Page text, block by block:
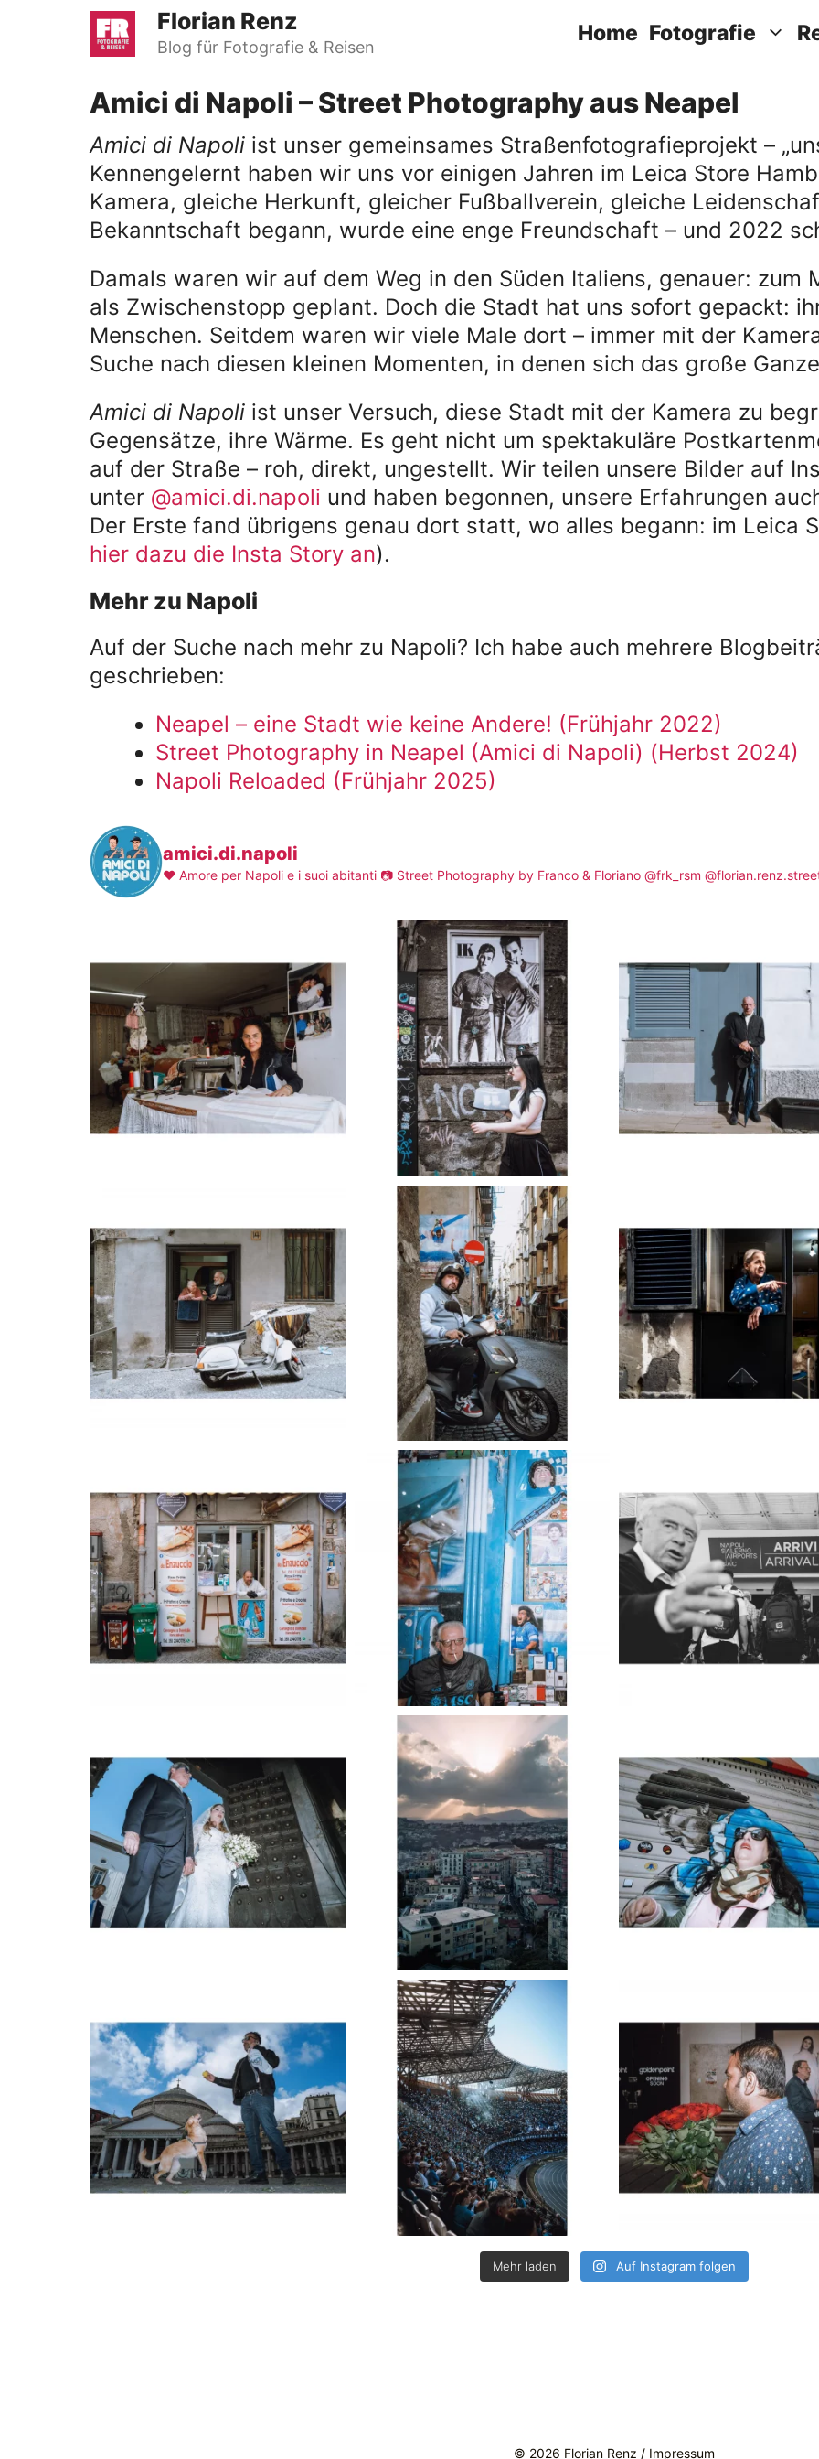
Florian Renz
Blog für Fotografie & Reisen
Home Fotografie
Amici di Napoli – Street Photography aus Neapel
Amici di Napoli ist unser gemeinsames Straßenfotografieprojekt –
Kennengelernt haben wir uns vor einigen Jahren im Leica Store
Kamera, gleiche Herkunft, gleicher Fußballverein, gleiche
Bekanntschaft begann, wurde eine enge Freundschaft – und 2022
Damals waren wir auf dem Weg in den Süden Italiens, genauer: zum
als Zwischenstopp geplant. Doch die Stadt hat uns sofort gepackt:
Menschen. Seitdem waren wir viele Male dort – immer mit der
Suche nach diesen kleinen Momenten, in denen sich das große
Amici di Napoli ist unser Versuch, diese Stadt mit der Kamera zu
Gegensätze, ihre Wärme. Es geht nicht um spektakuläre
auf der Straße – roh, direkt, ungestellt. Wir teilen unsere Bilder auf
unter @amici.di.napoli und haben begonnen, unsere Erfahrungen
Der Erste fand übrigens genau dort statt, wo alles begann: im Leica
hier dazu die Insta Story an).
Mehr zu Napoli
Auf der Suche nach mehr zu Napoli? Ich habe auch mehrere
geschrieben:
Neapel – eine Stadt wie keine Andere! (Frühjahr 2022)
Street Photography in Neapel (Amici di Napoli) (Herbst 2024)
Napoli Reloaded (Frühjahr 2025)
amici.di.napoli
❤️ Amore per Napoli e i suoi abitanti 📷 Street Photography by Franco & Floriano @frk_rsm
Mehr laden Auf Instagram folgen
© 2026 Florian Renz / Impressum